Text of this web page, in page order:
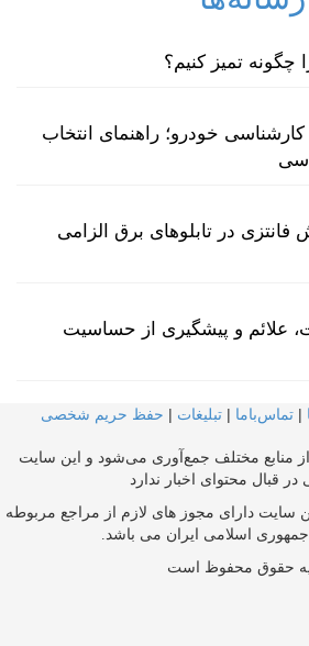
تمیز کنیم؟
خودرو؛ راهنمای انتخاب
در تابلوهای برق الزامی
علائم و پیشگیری از حساسیت
| تماس‌با‌ما | تبلیغات | حفظ حریم شخصی
از منابع مختلف جمع‌آوری می‌شود و این سایت
در قبال محتوای اخبار ندارد
سایت دارای مجوز های لازم از مراجع مربوطه
جمهوری اسلامی ایران می باشد.
حقوق محفوظ است